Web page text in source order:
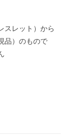
スレット）から
品）のもので